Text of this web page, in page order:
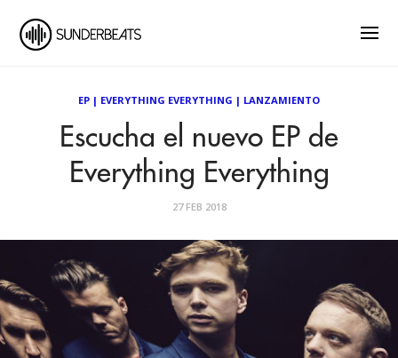
EP | EVERYTHING EVERYTHING | LANZAMIENTO
Escucha el nuevo EP de
Everything Everything
27 FEB 2018